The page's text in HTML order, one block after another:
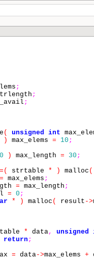
;
;
;
( unsigned int
) max_elems = 10 ;
0 ) max_length = 30 ;
= ( strtable * ) malloc (
= max_elems ;
= max_length ;
= 0 ;
* ) malloc ( result ->
* data, unsigned
return ;
= data->max_elems +